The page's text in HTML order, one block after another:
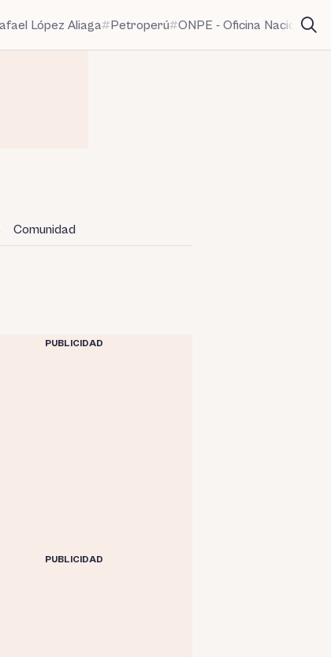
López Aliaga Petroperú ONPE - Oficina Nacional
Comunidad
PUBLICIDAD
PUBLICIDAD